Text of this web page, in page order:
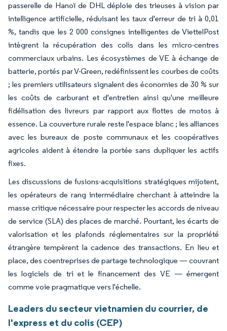
passerelle de Hanoï de DHL déploie des trieuses à vision par
intelligence artificielle, réduisant les taux d'erreur de tri à 0,01
%, tandis que les 2 000 consignes intelligentes de ViettelPost
intègrent la récupération des colis dans les micro-centres
commerciaux urbains. Les écosystèmes de VE à échange de
batterie, portés par V-Green, redéfinissent les courbes de coûts
; les premiers utilisateurs signalent des économies de 30 % sur
les coûts de carburant et d'entretien ainsi qu'une meilleure
fidélisation des livreurs par rapport aux flottes de motos à
essence. La couverture rurale reste l'espace blanc ; les alliances
avec les bureaux de poste communaux et les coopératives
agricoles aident à étendre la portée sans dupliquer les actifs
fixes.
Les discussions de fusions-acquisitions stratégiques mijotent,
les opérateurs de rang intermédiaire cherchant à atteindre la
masse critique nécessaire pour respecter les accords de niveau
de service (SLA) des places de marché. Pourtant, les écarts de
valorisation et les plafonds réglementaires sur la propriété
étrangère tempèrent la cadence des transactions. En lieu et
place, des coentreprises de partage technologique — couvrant
les logiciels de tri et le financement des VE — émergent
comme voie pragmatique vers l'échelle.
Leaders du secteur vietnamien du courrier, de
l'express et du colis (CEP)